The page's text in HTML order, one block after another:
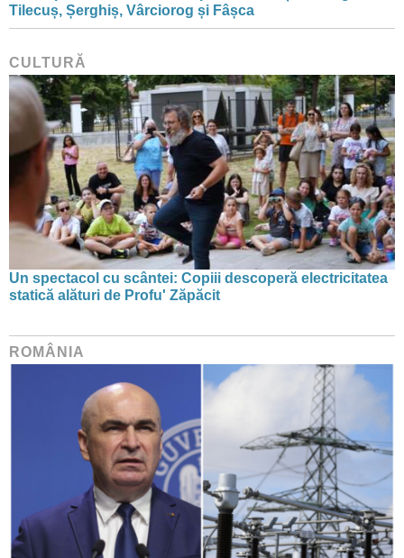
Tilecuș, Șerghiș, Vârciorog și Fâșca
CULTURĂ
Un spectacol cu scântei: Copiii descoperă electricitatea
statică alături de Profu' Zăpăcit
ROMÂNIA